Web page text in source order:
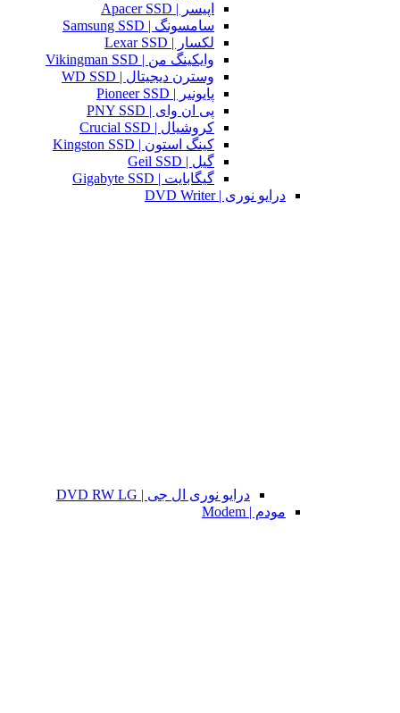
اپیسر | Apacer SSD
سامسونگ | Samsung SSD
لکسار | Lexar SSD
وایکینگ من | Vikingman SSD
وسترن دیجیتال | WD SSD
پایونیر | Pioneer SSD
پی ان وای | PNY SSD
کروشیال | Crucial SSD
کینگ استون | Kingston SSD
گیل | Geil SSD
گیگابایت | Gigabyte SSD
درایو نوری | DVD Writer
درایو نوری ال جی | DVD RW LG
مودم | Modem